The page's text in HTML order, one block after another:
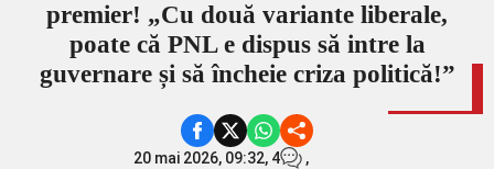
premier! „Cu două variante liberale,
poate că PNL e dispus să intre la
guvernare și să încheie criza politică!”
20 mai 2026, 09:32, 4
,